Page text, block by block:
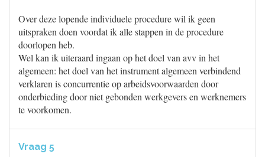
Over deze lopende individuele procedure wil ik geen
uitspraken doen voordat ik alle stappen in de procedure
doorlopen heb.
Wel kan ik uiteraard ingaan op het doel van avv in het
algemeen: het doel van het instrument algemeen verbindend
verklaren is concurrentie op arbeidsvoorwaarden door
onderbieding door niet gebonden werkgevers en werknemers
te voorkomen.
Vraag 5